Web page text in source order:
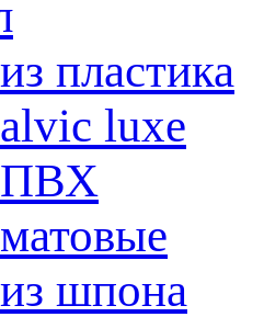
пластика
luxe
ПВХ
шпона